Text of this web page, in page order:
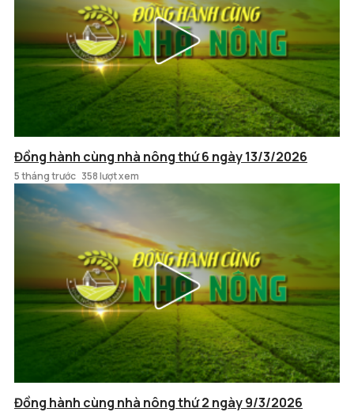
Đồng hành cùng nhà nông thứ 6 ngày 13/3/2026
5 tháng trước 358 lượt xem
Đồng hành cùng nhà nông thứ 2 ngày 9/3/2026